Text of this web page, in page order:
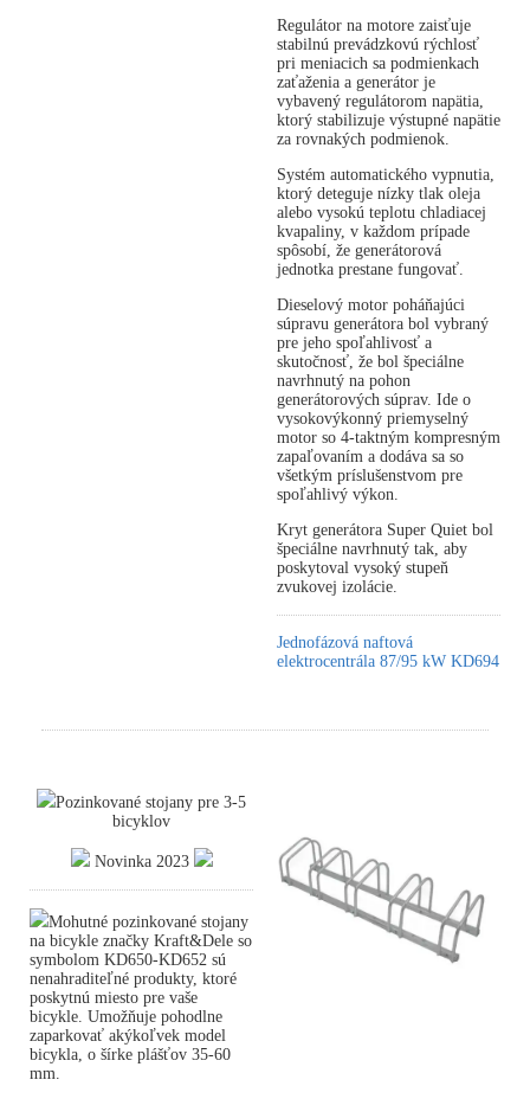
Regulátor na motore zaisťuje
stabilnú prevádzkovú rýchlosť
pri meniacich sa podmienkach
zaťaženia a generátor je
vybavený regulátorom napätia,
ktorý stabilizuje výstupné napätie
za rovnakých podmienok.
Systém automatického vypnutia,
ktorý deteguje nízky tlak oleja
alebo vysokú teplotu chladiacej
kvapaliny, v každom prípade
spôsobí, že generátorová
jednotka prestane fungovať.
Dieselový motor poháňajúci
súpravu generátora bol vybraný
pre jeho spoľahlivosť a
skutočnosť, že bol špeciálne
navrhnutý na pohon
generátorových súprav. Ide o
vysokovýkonný priemyselný
motor so 4-taktným kompresným
zapaľovaním a dodáva sa so
všetkým príslušenstvom pre
spoľahlivý výkon.
Kryt generátora Super Quiet bol
špeciálne navrhnutý tak, aby
poskytoval vysoký stupeň
zvukovej izolácie.
Jednofázová naftová
elektrocentrála 87/95 kW KD694
Pozinkované stojany pre 3-5
bicyklov
Novinka 2023
Mohutné pozinkované stojany
na bicykle značky Kraft&Dele so
symbolom KD650-KD652 sú
nenahraditeľné produkty, ktoré
poskytnú miesto pre vaše
bicykle. Umožňuje pohodlne
zaparkovať akýkoľvek model
bicykla, o šírke plášťov 35-60
mm.